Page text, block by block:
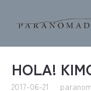
「ハ
２０２
２
「丹
２０２１年１
HOLA!
2017-06-21